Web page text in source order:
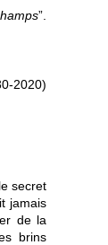
”.
2020)
secret
jamais
de la
brins